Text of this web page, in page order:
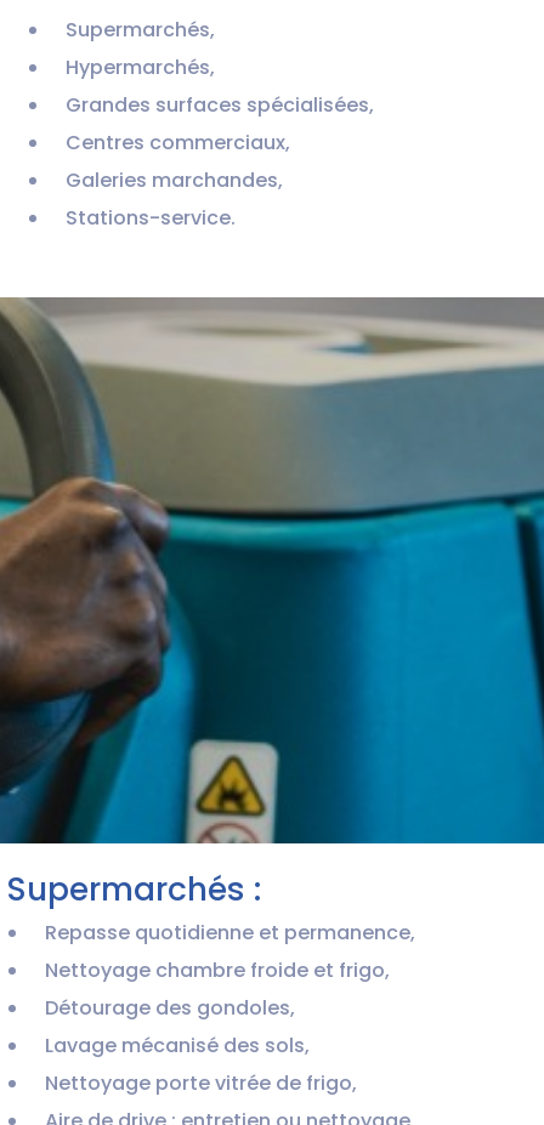
Supermarchés,
Hypermarchés,
Grandes surfaces spécialisées,
Centres commerciaux,
Galeries marchandes,
Stations-service.
Supermarchés :
Repasse quotidienne et permanence,
Nettoyage chambre froide et frigo,
Détourage des gondoles,
Lavage mécanisé des sols,
Nettoyage porte vitrée de frigo,